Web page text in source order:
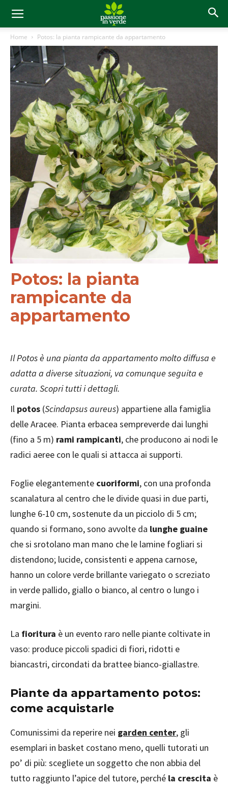
Home Potos: la pianta rampicante da appartamento
Potos: la pianta
rampicante da
appartamento
Il Potos è una pianta da appartamento molto diffusa e
adatta a diverse situazioni, va comunque seguita e
curata. Scopri tutti i dettagli.
Il potos (Scindapsus aureus) appartiene alla famiglia
delle Aracee. Pianta erbacea sempreverde dai lunghi
(fino a 5 m) rami rampicanti, che producono ai nodi le
radici aeree con le quali si attacca ai supporti.
Foglie elegantemente cuoriformi, con una profonda
scanalatura al centro che le divide quasi in due parti,
lunghe 6-10 cm, sostenute da un picciolo di 5 cm;
quando si formano, sono avvolte da lunghe guaine
che si srotolano man mano che le lamine fogliari si
distendono; lucide, consistenti e appena carnose,
hanno un colore verde brillante variegato o screziato
in verde pallido, giallo o bianco, al centro o lungo i
margini.
La fioritura è un evento raro nelle piante coltivate in
vaso: produce piccoli spadici di fiori, ridotti e
biancastri, circondati da brattee bianco-giallastre.
Piante da appartamento potos:
come acquistarle
Comunissimi da reperire nei garden center, gli
esemplari in basket costano meno, quelli tutorati un
po’ di più: scegliete un soggetto che non abbia del
tutto raggiunto l’apice del tutore, perché la crescita è